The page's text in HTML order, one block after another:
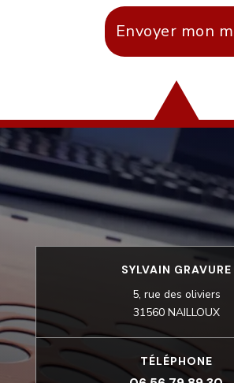
Envoyer mon
SYLVAIN GRAVURE
5, rue des oliviers
31560 NAILLOUX
TÉLÉPHONE